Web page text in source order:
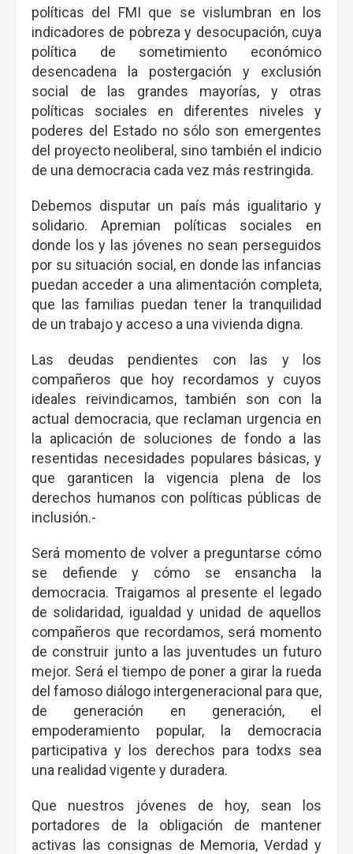
políticas del FMI que se vislumbran en los
indicadores de pobreza y desocupación, cuya
política de sometimiento económico
desencadena la postergación y exclusión
social de las grandes mayorías, y otras
políticas sociales en diferentes niveles y
poderes del Estado no sólo son emergentes
del proyecto neoliberal, sino también el indicio
de una democracia cada vez más restringida.
Debemos disputar un país más igualitario y
solidario. Apremian políticas sociales en
donde los y las jóvenes no sean perseguidos
por su situación social, en donde las infancias
puedan acceder a una alimentación completa,
que las familias puedan tener la tranquilidad
de un trabajo y acceso a una vivienda digna.
Las deudas pendientes con las y los
compañeros que hoy recordamos y cuyos
ideales reivindicamos, también son con la
actual democracia, que reclaman urgencia en
la aplicación de soluciones de fondo a las
resentidas necesidades populares básicas, y
que garanticen la vigencia plena de los
derechos humanos con políticas públicas de
inclusión.-
Será momento de volver a preguntarse cómo
se defiende y cómo se ensancha la
democracia. Traigamos al presente el legado
de solidaridad, igualdad y unidad de aquellos
compañeros que recordamos, será momento
de construir junto a las juventudes un futuro
mejor. Será el tiempo de poner a girar la rueda
del famoso diálogo intergeneracional para que,
de generación en generación, el
empoderamiento popular, la democracia
participativa y los derechos para todxs sea
una realidad vigente y duradera.
Que nuestros jóvenes de hoy, sean los
portadores de la obligación de mantener
activas las consignas de Memoria, Verdad y